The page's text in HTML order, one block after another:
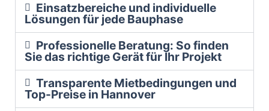
Einsatzbereiche und individuelle
Lösungen für jede Bauphase
Professionelle Beratung: So finden
Sie das richtige Gerät für Ihr Projekt
Transparente Mietbedingungen und
Top-Preise in Hannover